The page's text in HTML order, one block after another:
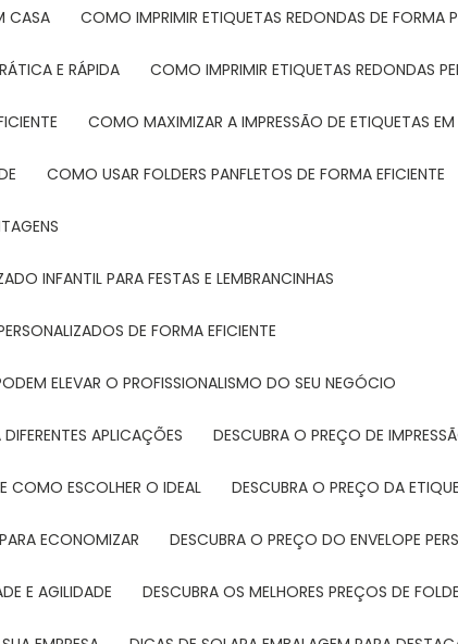
CASA COMO IMPRIMIR ETIQUETAS REDONDAS DE FORMA
E RÁPIDA COMO IMPRIMIR ETIQUETAS REDONDAS
COMO MAXIMIZAR A IMPRESSÃO DE ETIQUETAS
COMO USAR FOLDERS PANFLETOS DE FORMA EFICIENTE
INFANTIL PARA FESTAS E LEMBRANCINHAS
DE FORMA EFICIENTE
ELEVAR O PROFISSIONALISMO DO SEU NEGÓCIO
APLICAÇÕES DESCUBRA O PREÇO DE
COMO ESCOLHER O IDEAL DESCUBRA O PREÇO DA
ECONOMIZAR DESCUBRA O PREÇO DO ENVELOPE
E AGILIDADE DESCUBRA OS MELHORES PREÇOS DE